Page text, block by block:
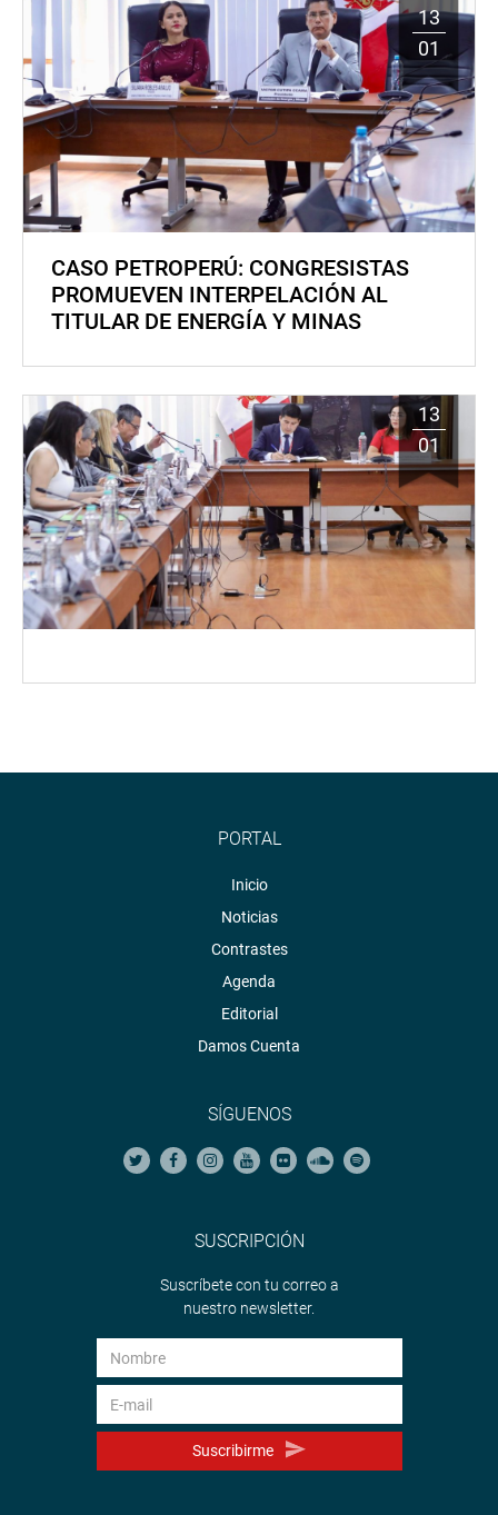
13
01
CASO PETROPERÚ: CONGRESISTAS
PROMUEVEN INTERPELACIÓN AL
TITULAR DE ENERGÍA Y MINAS
13
01
PORTAL
Inicio
Noticias
Contrastes
Agenda
Editorial
Damos Cuenta
SÍGUENOS
SUSCRIPCIÓN
Suscríbete con tu correo a
nuestro newsletter.
Suscribirme